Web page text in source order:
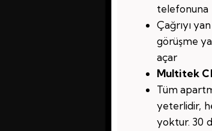
telefonuna
Çağrıyı
görüşme
açar
Multitek
Tüm
yeterlidir,
yoktur. 30